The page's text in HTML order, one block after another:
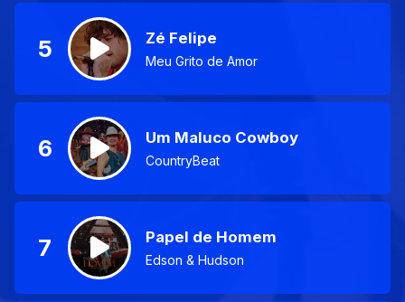
5 Zé Felipe
Meu Grito de Amor
6 Um Maluco Cowboy
CountryBeat
7 Papel de Homem
Edson & Hudson